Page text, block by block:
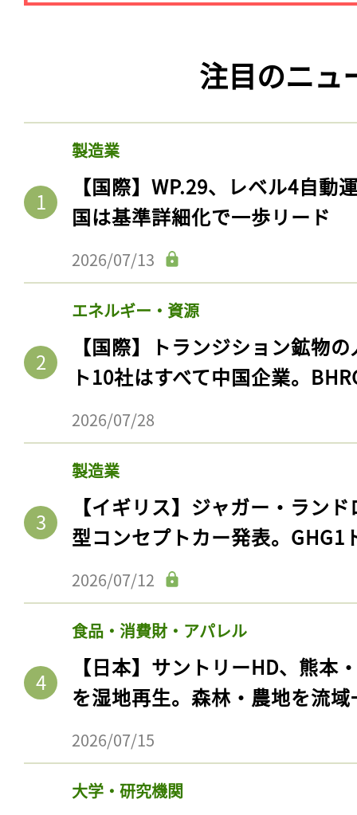
注目のニュ
製造業
【国際】WP.29、レベル4自動
国は基準詳細化で一歩リード
2026/07/13
エネルギー・資源
【国際】トランジション鉱物
ト10社はすべて中国企業。
2026/07/28
製造業
【イギリス】ジャガー・ラン
型コンセプトカー発表。GHG1
2026/07/12
食品・消費財・アパレル
【日本】サントリーHD、熊本
を湿地再生。森林・農地を流
2026/07/15
大学・研究機関